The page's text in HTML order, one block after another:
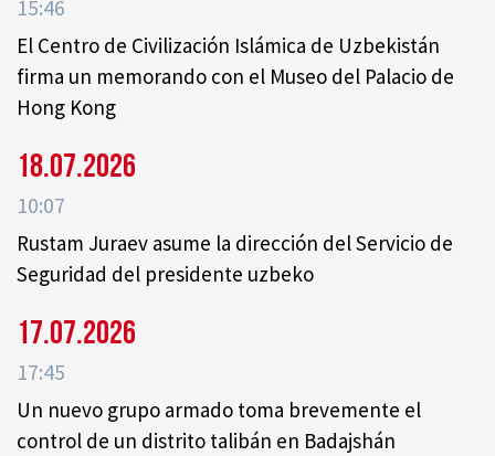
15:46
El Centro de Civilización Islámica de Uzbekistán
firma un memorando con el Museo del Palacio de
Hong Kong
18.07.2026
10:07
Rustam Juraev asume la dirección del Servicio de
Seguridad del presidente uzbeko
17.07.2026
17:45
Un nuevo grupo armado toma brevemente el
control de un distrito talibán en Badajshán